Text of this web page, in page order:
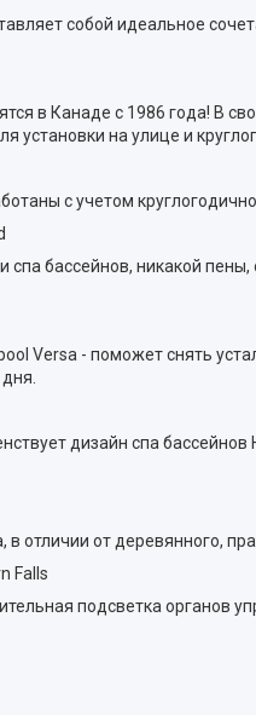
собой идеальное
в Канаде с 1986 года! В
установки на улице и
с учетом
спа бассейнов, никакой
Versa - поможет снять
дизайн спа
в отличии от деревянного,
Falls
подсветка органов